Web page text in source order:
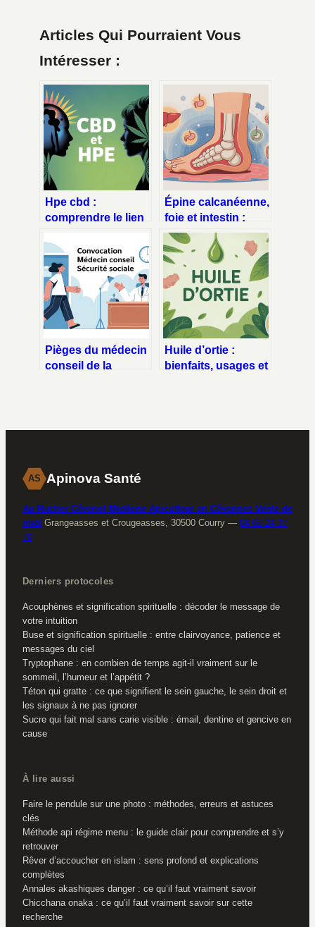
Articles Qui Pourraient Vous
Intéresser :
Hpe cbd :
comprendre le lien
entre haut potentiel
émotionnel et
cannabis
Épine calcanéenne,
foie et intestin :
comprendre les
liens possibles
Pièges du médecin
conseil de la
Huile d’ortie :
bienfaits, usages et
AS Apinova Santé
Au Rucher Cévenol Miellerie Apiculteur en Cévennes Vente de
miel Grangeasses et Crougeasses, 30500 Courry — 04 66 24 37
70
Derniers protocoles
Acouphènes et signification spirituelle : décoder le message de
votre intuition
Buse et signification spirituelle : entre clairvoyance, patience et
messages du ciel
Tryptophane : en combien de temps agit-il vraiment sur le
sommeil, l’humeur et l’appétit ?
Téton qui gratte : ce que signifient le sein gauche, le sein droit et
les signaux à ne pas ignorer
Sucre qui fait mal sans carie visible : émail, dentine et gencive en
cause
À lire aussi
Faire le pendule sur une photo : méthodes, erreurs et astuces
clés
Méthode api régime menu : le guide clair pour comprendre et s’y
retrouver
Rêver d’accoucher en islam : sens profond et explications
complètes
Annales akashiques danger : ce qu’il faut vraiment savoir
Chicchana onaka : ce qu’il faut vraiment savoir sur cette
recherche